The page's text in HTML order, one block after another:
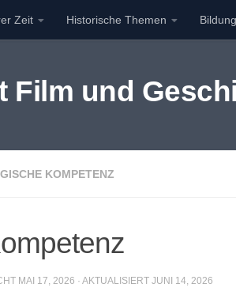
Zeit Historische Themen
Film und
KOMPETENZ
MAI 17, 2026 · AKTUALISIERT JUNI 14, 2026